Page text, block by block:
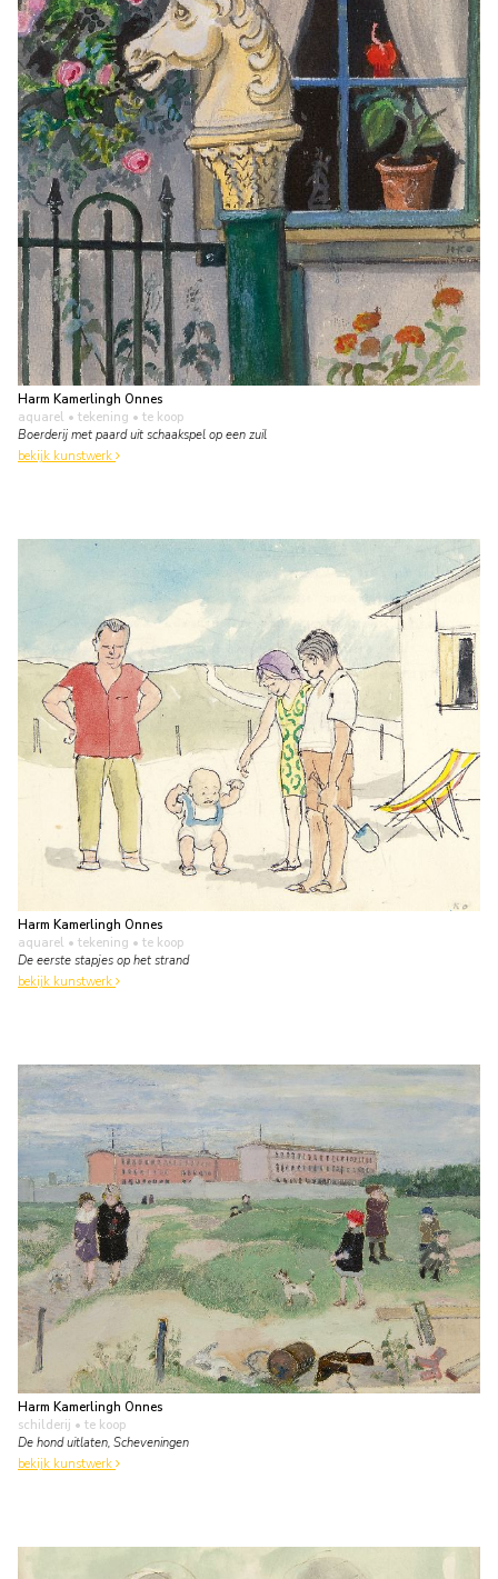
Harm Kamerlingh Onnes
aquarel • tekening • te koop
Boerderij met paard uit schaakspel op een zuil
bekijk kunstwerk
Harm Kamerlingh Onnes
aquarel • tekening • te koop
De eerste stapjes op het strand
bekijk kunstwerk
Harm Kamerlingh Onnes
schilderij • te koop
De hond uitlaten, Scheveningen
bekijk kunstwerk